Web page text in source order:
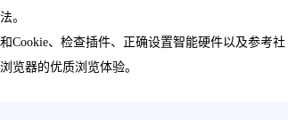
。
Cookie、检查插件、正确设置智能硬件以及参考社
览器的优质浏览体验。